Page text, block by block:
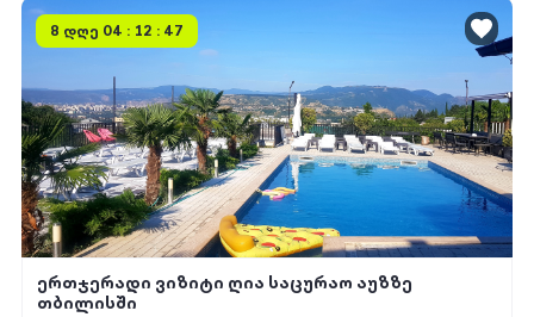
8 დღე 04 : 12 : 47
ერთჯერადი ვიზიტი ღია საცურაო აუზზე
თბილისში